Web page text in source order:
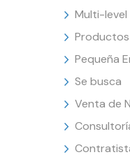
Multi-level
Pequeña
Se busca
Venta de